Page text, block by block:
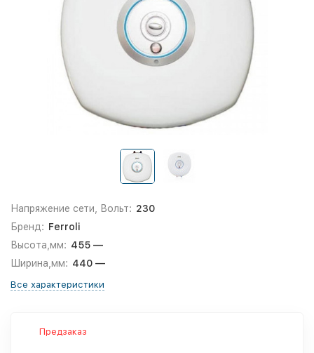
Напряжение сети, Вольт: 230
Бренд: Ferroli
Высота,мм: 455 —
Ширина,мм: 440 —
Все характеристики
Предзаказ